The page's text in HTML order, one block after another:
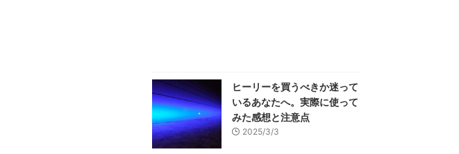
ヒーリーを買うべきか迷って
いるあなたへ。実際に使って
みた感想と注意点
2025/3/3